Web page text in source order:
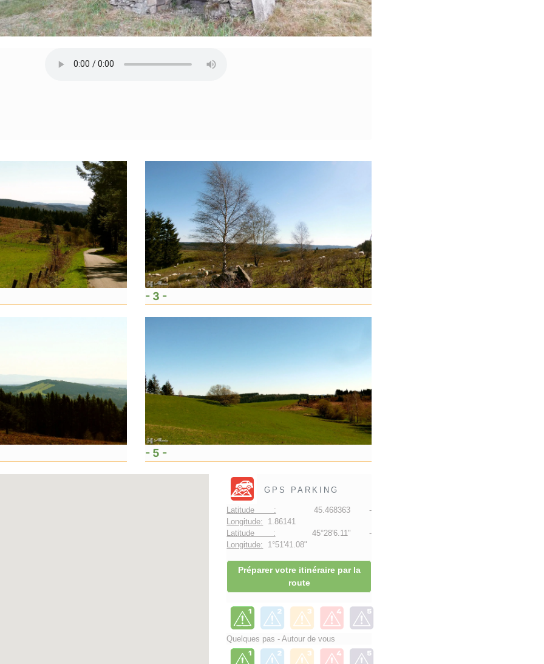
- 3 -
- 5 -
GPS PARKING
Latitude : 45.468363 -
Longitude: 1.86141
Latitude : 45°28'6.11" -
Longitude: 1°51'41.08"
Préparer votre itinéraire par la
route
Quelques pas - Autour de vous